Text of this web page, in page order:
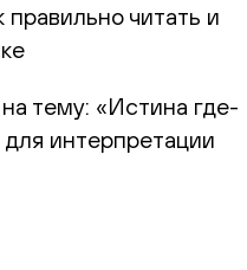
читать и
тему: «Истина где-
интерпретации